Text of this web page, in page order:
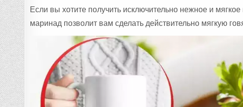
Если вы хотите получить исключительно нежное и
маринад позволит вам сделать действительно мягкую